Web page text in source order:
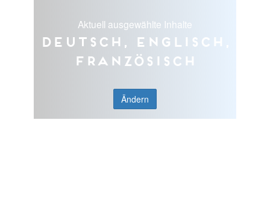
Aktuell ausgewählte Inhalte
Deutsch, Englisch,
Französisch
Ändern